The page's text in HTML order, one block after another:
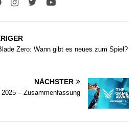
Zero: Wann gibt es neues zum Spiel?
NÄCHSTER
– Zusammenfassung